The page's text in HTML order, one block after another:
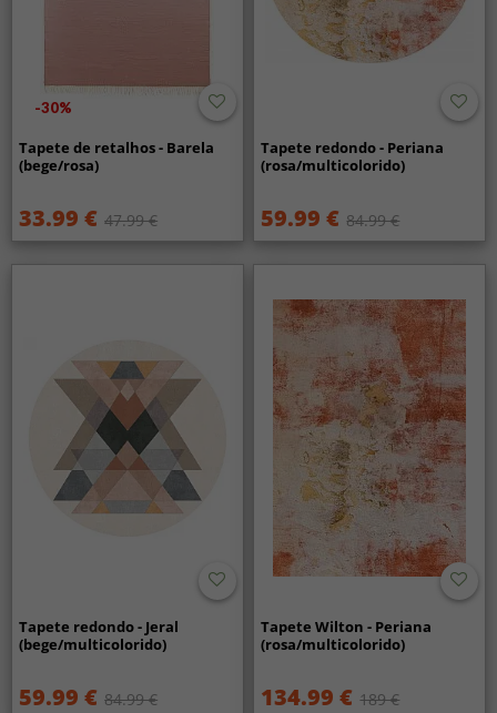
-30%
Tapete de retalhos - Barela
(bege/rosa)
33.99 € 47.99 €
Tapete redondo - Periana
(rosa/multicolorido)
59.99 € 84.99 €
Tapete redondo - Jeral
(bege/multicolorido)
59.99 € 84.99 €
Tapete Wilton - Periana
(rosa/multicolorido)
134.99 € 189 €